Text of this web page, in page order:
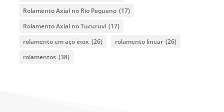
Rolamento Axial no Rio Pequeno (17)
Rolamento Axial no Tucuruvi (17)
rolamento em aço inox (26) rolamento linear (26)
rolamentos (38)